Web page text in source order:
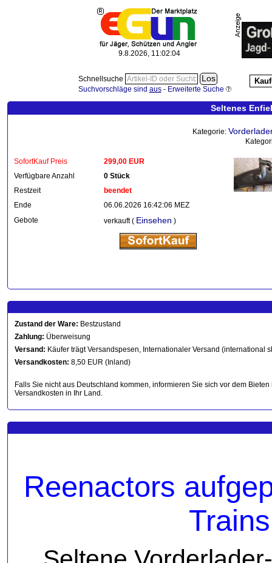
9.8.2026, 11:02:04
Schnellsuche
Suchvorschläge sind aus- Erweiterte Suche
Seltenes
Kategorie:
SofortKauf Preis
299,00 EUR
Verfügbare Anzahl
0 Stück
Restzeit
beendet
Ende
06.06.2026 16:42:06 MEZ
Gebote
verkauft ( Einsehen )
Zustand der Ware: Bestzustand
Zahlung: Überweisung
Versand: Käufer trägt Versandspesen, Internationaler Versand (international
Versandkosten: 8,50 EUR (Inland)
Falls Sie nicht aus Deutschland kommen, informieren Sie sich vor dem
Versandkosten in Ihr Land.
Reenactors